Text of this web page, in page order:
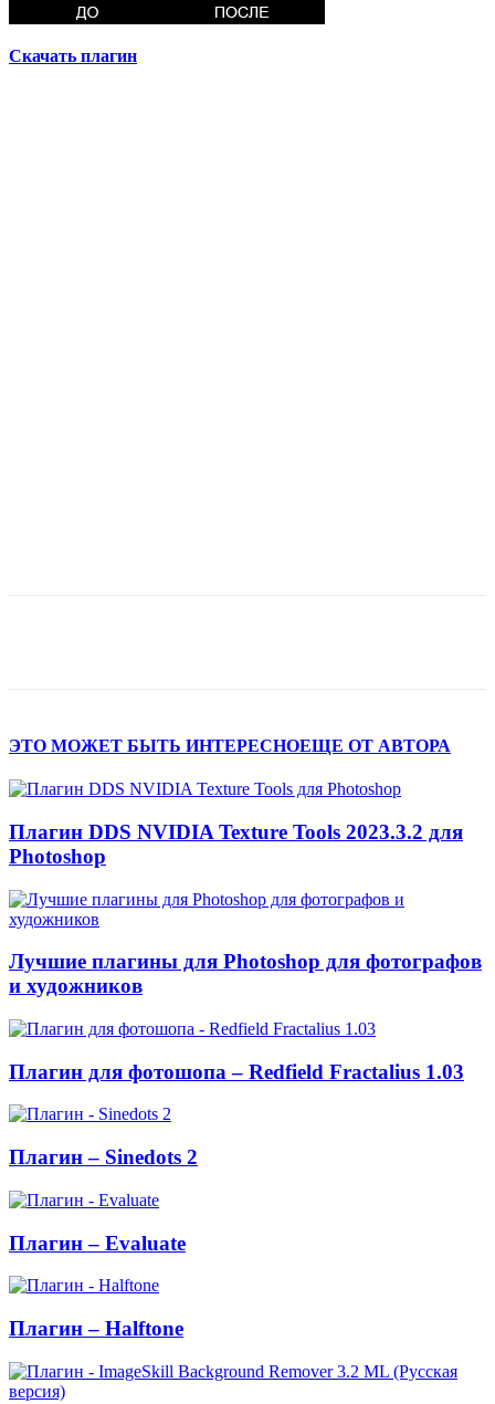
Скачать плагин
ЭТО МОЖЕТ БЫТЬ ИНТЕРЕСНОЕЩЕ ОТ АВТОРА
Плагин DDS NVIDIA Texture Tools 2023.3.2 для
Photoshop
Лучшие плагины для Photoshop для фотографов
и художников
Плагин для фотошопа – Redfield Fractalius 1.03
Плагин – Sinedots 2
Плагин – Evaluate
Плагин – Halftone